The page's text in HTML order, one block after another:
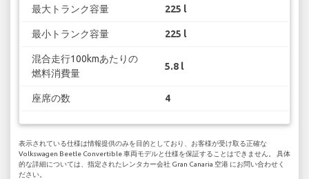
最大トランク容量 225 l
最小トランク容量 225 l
混合走行100kmあたりの
燃料消費量
5.8 l
座席の数 4
表示されている仕様は情報提供のみを目的としており、お客様が受け取る正確な
Volkswagen Beetle Convertible 車両モデルと仕様を保証することはできません。 具体
的な詳細については、指定されたレンタカー会社 Gran Canaria 空港 にお問い合わせく
ださい。